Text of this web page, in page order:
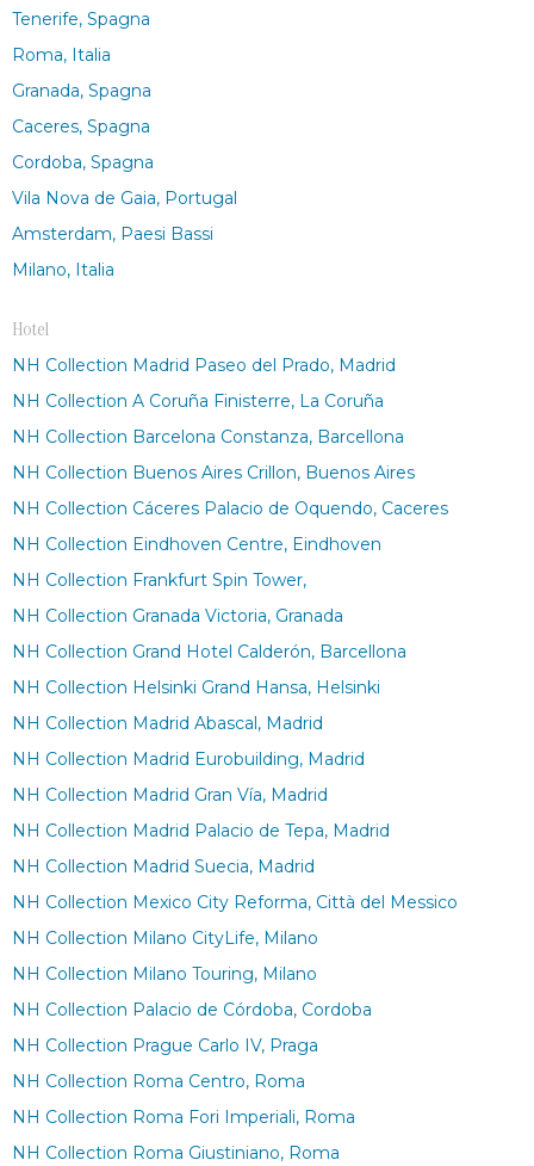
Tenerife, Spagna
Roma, Italia
Granada, Spagna
Caceres, Spagna
Cordoba, Spagna
Vila Nova de Gaia, Portugal
Amsterdam, Paesi Bassi
Milano, Italia
Hotel
NH Collection Madrid Paseo del Prado, Madrid
NH Collection A Coruña Finisterre, La Coruña
NH Collection Barcelona Constanza, Barcellona
NH Collection Buenos Aires Crillon, Buenos Aires
NH Collection Cáceres Palacio de Oquendo, Caceres
NH Collection Eindhoven Centre, Eindhoven
NH Collection Frankfurt Spin Tower,
NH Collection Granada Victoria, Granada
NH Collection Grand Hotel Calderón, Barcellona
NH Collection Helsinki Grand Hansa, Helsinki
NH Collection Madrid Abascal, Madrid
NH Collection Madrid Eurobuilding, Madrid
NH Collection Madrid Gran Vía, Madrid
NH Collection Madrid Palacio de Tepa, Madrid
NH Collection Madrid Suecia, Madrid
NH Collection Mexico City Reforma, Città del Messico
NH Collection Milano CityLife, Milano
NH Collection Milano Touring, Milano
NH Collection Palacio de Córdoba, Cordoba
NH Collection Prague Carlo IV, Praga
NH Collection Roma Centro, Roma
NH Collection Roma Fori Imperiali, Roma
NH Collection Roma Giustiniano, Roma